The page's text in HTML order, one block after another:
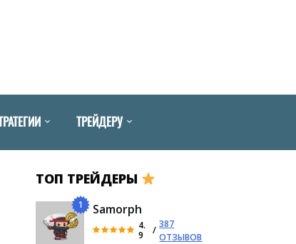
ТРЕЙДЕРУ
ТОП ТРЕЙДЕРЫ
1 Samorph
4.
9
/
387
ОТЗЫВОВ